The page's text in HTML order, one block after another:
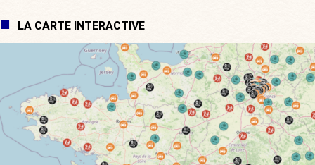
LA CARTE INTERACTIVE